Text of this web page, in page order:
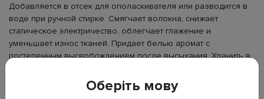
Добавляется в отсек для ополаскивателя или разводится в
воде при ручной стирке. Смягчает волокна, снижает
статическое электричество, облегчает глажение и
уменьшает износ тканей. Придает белью аромат с
постепенным высвобождением после высыхания. Хранить в
Тип: кондиционер-ополаскиватель для белья
Оберіть мову